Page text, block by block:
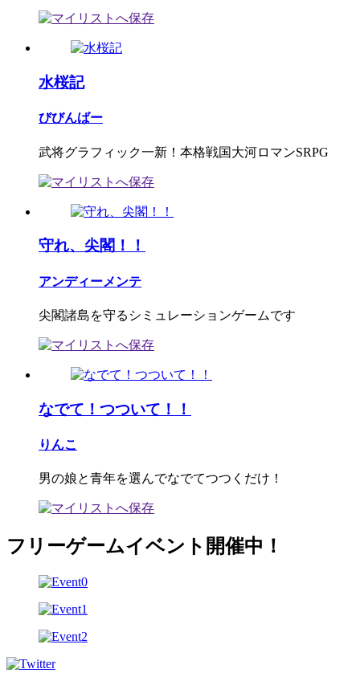
水桜記
びびんばー
武将グラフィック一新！本格戦国大河ロマンSRPG
守れ、尖閣！！
アンディーメンテ
尖閣諸島を守るシミュレーションゲームです
なでて！つついて！！
りんこ
男の娘と青年を選んでなでてつつくだけ！
フリーゲームイベント開催中！